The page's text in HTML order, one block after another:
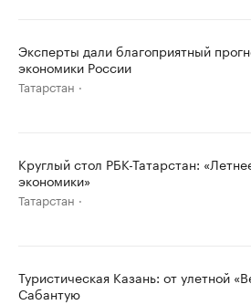
Эксперты дали благоприятный
экономики России
Татарстан
Круглый стол РБК-Татарстан:
экономики»
Татарстан
Туристическая Казань: от улетной
Сабантую